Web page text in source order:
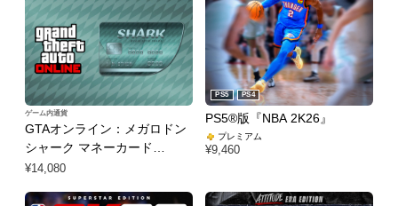
GTAオンライン：メガロドン
シャーク マネーカード
(PS5™)
ゲーム内通貨
¥14,080
PS5®版『NBA 2K26』
PS5 PS4
プレミアム
¥9,460